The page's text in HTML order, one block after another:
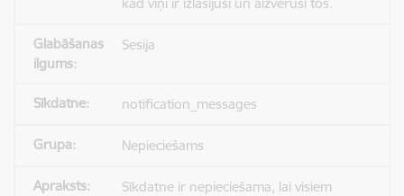
Sesija
notification_messages
Nepieciešams
Sīkdatne ir nepieciešama, lai visiem